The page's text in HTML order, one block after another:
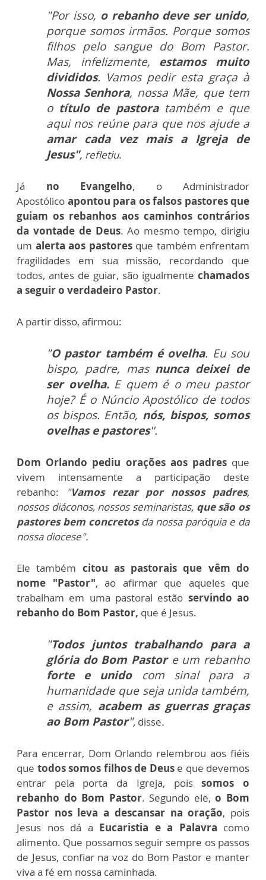
"Por isso, o rebanho deve ser unido,
porque somos irmãos. Porque somos
filhos pelo sangue do Bom Pastor.
Mas, infelizmente, estamos muito
divididos. Vamos pedir esta graça à
Nossa Senhora, nossa Mãe, que tem
o título de pastoratambém e que
aqui nos reúne para que nos ajude a
amar cada vez mais a Igreja de
Jesus", refletiu.
Já no Evangelho, o Administrador
Apostólico apontou para os falsos pastores que
guiam os rebanhos aos caminhos contrários
da vontade de Deus. Ao mesmo tempo, dirigiu
um alerta aos pastoresque também enfrentam
fragilidades em sua missão, recordando que
todos, antes de guiar, são igualmente chamados
a seguir o verdadeiro Pastor.
A partir disso, afirmou:
"O pastor também é ovelha. Eu sou
bispo, padre, mas nunca deixei de
ser ovelha. Equem é o meu pastor
hoje? É o Núncio Apostólico de todos
os bispos. Então, nós, bispos, somos
ovelhas e pastores''.
Dom Orlando pediu orações aos padresque
vivem intensamente a participação deste
rebanho:
"Vamos rezar por nossos padres,
nossos diáconos, nossos seminaristas, que são os
pastores bem concretosda nossa paróquia e da
nossa diocese".
Ele também citou as pastorais que vêm do
nome "Pastor", ao afirmar que aqueles que
trabalham em uma pastoral estão servindo ao
rebanho do Bom Pastor, que é Jesus.
"Todos juntos trabalhando para a
glória do Bom Pastor e um rebanho
forte e unidocom sinal para a
humanidade que seja unida também,
e assim, acabem as guerras graças
ao Bom Pastor", disse.
Para encerrar, Dom Orlando relembrou aos fiéis
que todos somos filhos de Deuse que devemos
entrar pela porta da Igreja, poissomos o
rebanho do Bom Pastor. Segundo ele,o Bom
Pastor nos leva a descansar na oração, pois
Jesus nos dá a Eucaristia e a Palavra como
alimento. Que possamos seguir sempre os passos
de Jesus, confiar na voz do Bom Pastor e manter
viva a fé em nossa caminhada.